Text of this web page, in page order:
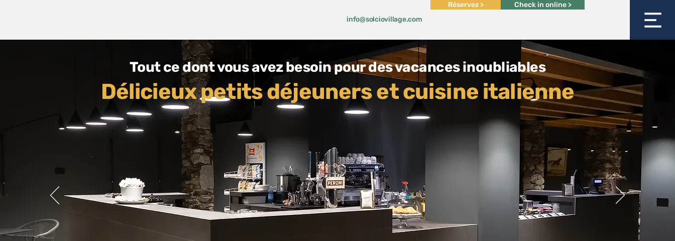
info@solciovillage.com
Réservez > Check in online >
Délicieux petits déjeuners et cuisine italienne
Tout ce dont vous avez besoin pour des vacances inoubliables